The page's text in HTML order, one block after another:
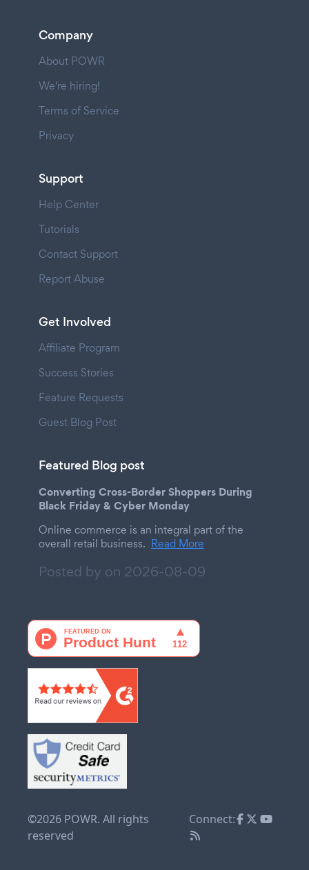
Company
About POWR
We're hiring!
Terms of Service
Privacy
Support
Help Center
Tutorials
Contact Support
Report Abuse
Get Involved
Affiliate Program
Success Stories
Feature Requests
Guest Blog Post
Featured Blog post
Converting Cross-Border Shoppers During
Black Friday & Cyber Monday
Online commerce is an integral part of the
overall retail business. Read More
Posted by on 2026-08-09
©2026 POWR. All rights
reserved
Connect: